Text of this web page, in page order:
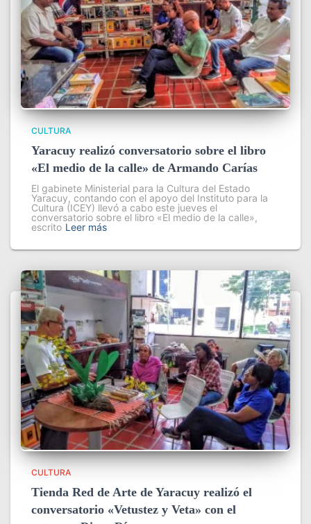
CULTURA
Yaracuy realizó conversatorio sobre el libro
«El medio de la calle» de Armando Carías
El gabinete Ministerial para la Cultura del Estado
Yaracuy, contando con el apoyo del Instituto para la
Cultura (ICEY) llevó a cabo este jueves el
conversatorio sobre el libro «El medio de la calle»,
escrito Leer más
CULTURA
Tienda Red de Arte de Yaracuy realizó el
conversatorio «Vetustez y Veta» con el